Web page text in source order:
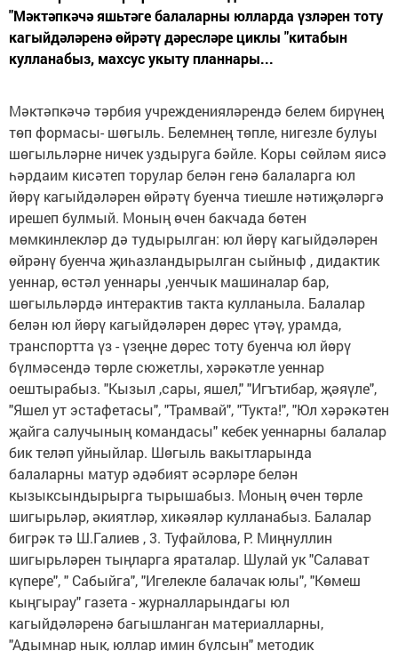
"Мәктәпкәчә яшьтәге балаларны юлларда үзләрен тоту
кагыйдәләренә өйрәтү дәресләре циклы "китабын
кулланабыз, махсус укыту планнары...
Мәктәпкәчә тәрбия учрежденияләрендә белем бирүнең
төп формасы- шөгыль. Белемнең төпле, нигезле булуы
шөгыльләрне ничек уздыруга бәйле. Коры сөйләм яисә
һәрдаим кисәтеп торулар белән генә балаларга юл
йөрү кагыйдәләрен өйрәтү буенча тиешле нәтиҗәләргә
ирешеп булмый. Моның өчен бакчада бөтен
мөмкинлекләр дә тудырылган: юл йөрү кагыйдәләрен
өйрәнү буенча җиһазландырылган сыйныф , дидактик
уеннар, өстәл уеннары ,уенчык машиналар бар,
шөгыльләрдә интерактив такта кулланыла. Балалар
белән юл йөрү кагыйдәләрен дөрес үтәү, урамда,
транспортта үз - үзеңне дөрес тоту буенча юл йөрү
бүлмәсендә төрле сюжетлы, хәрәкәтле уеннар
оештырабыз. "Кызыл ,сары, яшел," "Игътибар, җәяүле",
"Яшел ут эстафетасы", "Трамвай", "Тукта!", "Юл хәрәкәтен
җайга салучының командасы" кебек уеннарны балалар
бик теләп уйныйлар. Шөгыль вакытларында
балаларны матур әдәбият әсәрләре белән
кызыксындырырга тырышабыз. Моның өчен төрле
шигырьләр, әкиятләр, хикәяләр кулланабыз. Балалар
бигрәк тә Ш.Галиев , 3. Туфайлова, Р. Миңнуллин
шигырьләрен тыңларга яраталар. Шулай ук "Салават
күпере", " Сабыйга", "Игелекле балачак юлы", "Көмеш
кыңгырау" газета - журналларындагы юл
кагыйдәләренә багышланган материалларны,
"Адымнар нык, юллар имин булсын" методик